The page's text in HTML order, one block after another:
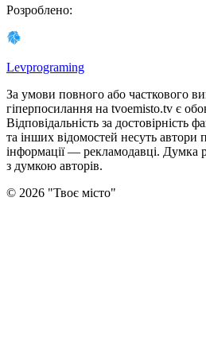
Розроблено:
Levprograming
За умови повного або часткового
гіперпосилання на tvoemisto.tv є
Відповідальність за достовірність
та інших відомостей несуть автори
інформації — рекламодавці. Думка
з думкою авторiв.
© 2026 "Твоє місто"